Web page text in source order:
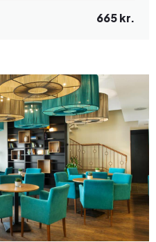
665 kr.